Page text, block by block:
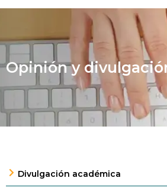
Opinión y
Divulgación académica